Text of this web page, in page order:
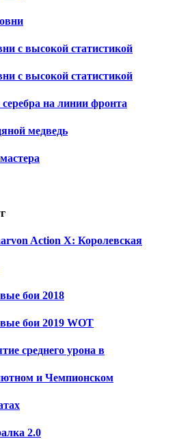
с высокой статистикой
с высокой статистикой
на линии фронта
медведь
Action X: Королевская
бои 2018
бои 2019 WOT
среднего урона в
и Чемпионском
2.0